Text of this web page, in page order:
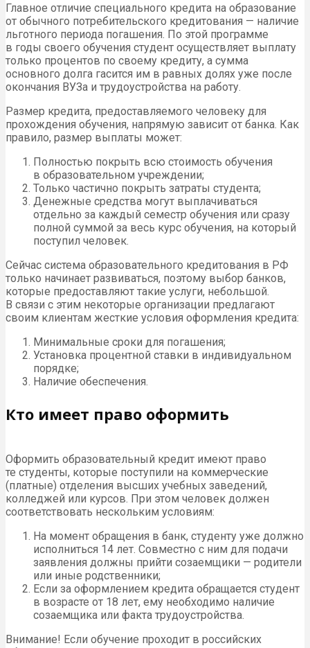
Главное отличие специального кредита на образование
от обычного потребительского кредитования — наличие
льготного периода погашения. По этой программе
в годы своего обучения студент осуществляет выплату
только процентов по своему кредиту, а сумма
основного долга гасится им в равных долях уже после
окончания ВУЗа и трудоустройства на работу.
Размер кредита, предоставляемого человеку для
прохождения обучения, напрямую зависит от банка. Как
правило, размер выплаты может:
Полностью покрыть всю стоимость обучения
в образовательном учреждении;
Только частично покрыть затраты студента;
Денежные средства могут выплачиваться
отдельно за каждый семестр обучения или сразу
полной суммой за весь курс обучения, на который
поступил человек.
Сейчас система образовательного кредитования в РФ
только начинает развиваться, поэтому выбор банков,
которые предоставляют такие услуги, небольшой.
В связи с этим некоторые организации предлагают
своим клиентам жесткие условия оформления кредита:
Минимальные сроки для погашения;
Установка процентной ставки в индивидуальном
порядке;
Наличие обеспечения.
Кто имеет право оформить
Оформить образовательный кредит имеют право
те студенты, которые поступили на коммерческие
(платные) отделения высших учебных заведений,
колледжей или курсов. При этом человек должен
соответствовать нескольким условиям:
На момент обращения в банк, студенту уже должно
исполниться 14 лет. Совместно с ним для подачи
заявления должны прийти созаемщики — родители
или иные родственники;
Если за оформлением кредита обращается студент
в возрасте от 18 лет, ему необходимо наличие
созаемщика или факта трудоустройства.
Внимание! Если обучение проходит в российских